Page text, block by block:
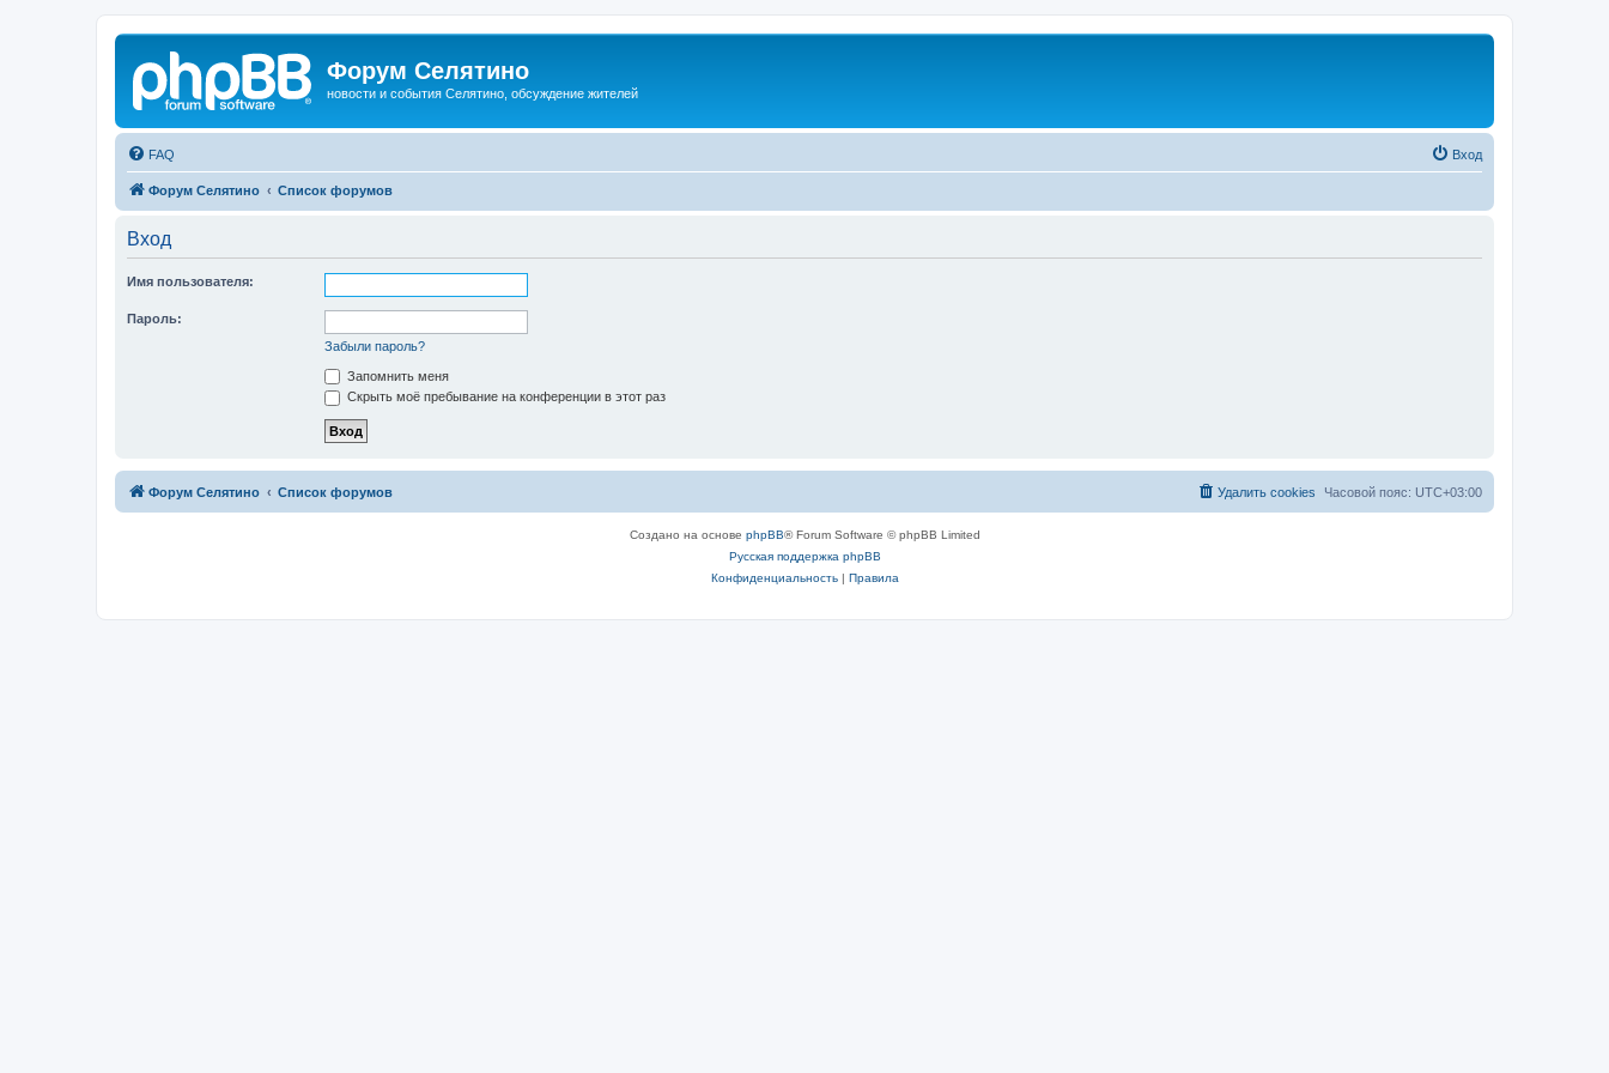
Форум Селятино
новости и события Селятино, обсуждение жителей
FAQ Вход
Форум Селятино Список форумов
Вход
Имя пользователя:
Пароль:
Забыли пароль?
Запомнить меня
Скрыть моё пребывание на конференции в этот раз
Форум Селятино Список форумов Часовой пояс: UTC+03:00
Удалить cookies
Создано на основе phpBB® Forum Software © phpBB Limited
Русская поддержка phpBB
Конфиденциальность| Правила